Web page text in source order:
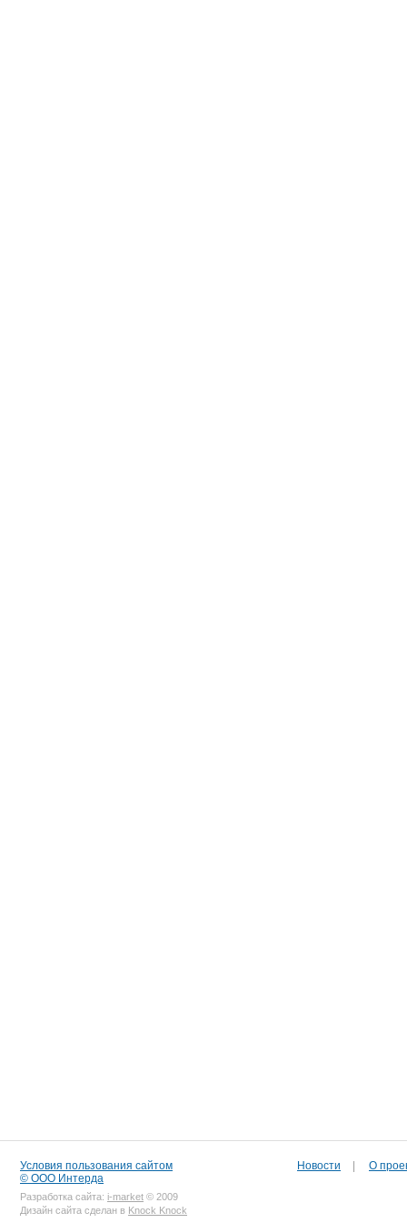
Условия пользования сайтом
© ООО Интерда
Разработка сайта: i-market © 2009
Дизайн сайта сделан в Knock Knock
Новости О